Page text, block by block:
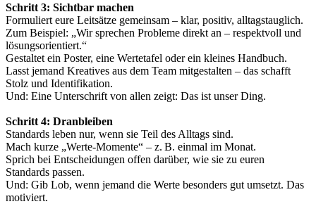
Schritt 3: Sichtbar machen
Formuliert eure Leitsätze gemeinsam – klar, positiv, alltagstauglich.
Zum Beispiel: „Wir sprechen Probleme direkt an – respektvoll und
lösungsorientiert.“
Gestaltet ein Poster, eine Wertetafel oder ein kleines Handbuch.
Lasst jemand Kreatives aus dem Team mitgestalten – das schafft
Stolz und Identifikation.
Und: Eine Unterschrift von allen zeigt: Das ist unser Ding.
Schritt 4: Dranbleiben
Standards leben nur, wenn sie Teil des Alltags sind.
Mach kurze „Werte-Momente“ – z. B. einmal im Monat.
Sprich bei Entscheidungen offen darüber, wie sie zu euren
Standards passen.
Und: Gib Lob, wenn jemand die Werte besonders gut umsetzt. Das
motiviert.